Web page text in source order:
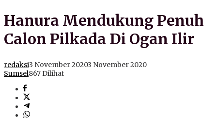
Hanura Mendukung Penuh
Calon Pilkada Di Ogan Ilir
redaksi3 November 20203 November 2020
Sumsel867 Dilihat